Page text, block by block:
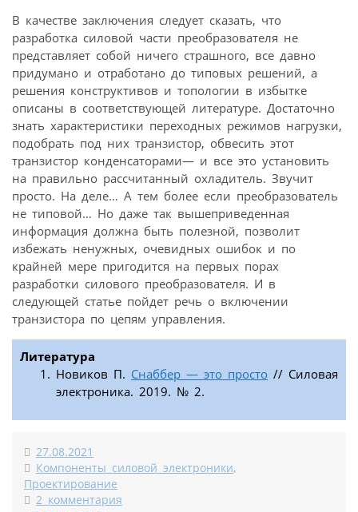
В качестве заключения следует сказать, что
разработка силовой части преобразователя не
представляет собой ничего страшного, все давно
придумано и отработано до типовых решений, а
решения конструктивов и топологии в избытке
описаны в соответствующей литературе. Достаточно
знать характеристики переходных режимов нагрузки,
подобрать под них транзистор, обвесить этот
транзистор конденсаторами— и все это установить
на правильно рассчитанный охладитель. Звучит
просто. На деле… А тем более если преобразователь
не типовой… Но даже так вышеприведенная
информация должна быть полезной, позволит
избежать ненужных, очевидных ошибок и по
крайней мере пригодится на первых порах
разработки силового преобразователя. И в
следующей статье пойдет речь о включении
транзистора по цепям управления.
Литература
Новиков П. Снаббер — это просто // Силовая
электроника. 2019. № 2.
27.08.2021
Компоненты силовой электроники,
Проектирование
2 комментария